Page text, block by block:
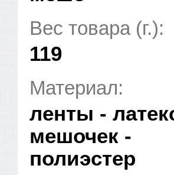
Вес товара (г.):
119
Материал:
ленты -
мешочек -
полиэстер